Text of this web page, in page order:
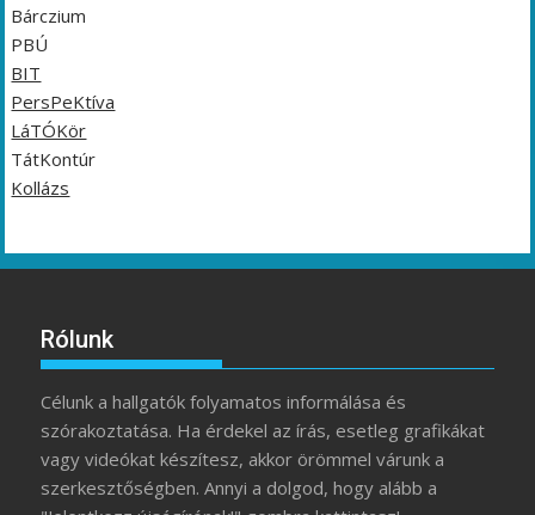
Bárczium
PBÚ
BIT
PersPeKtíva
LáTÓKör
TátKontúr
Kollázs
Rólunk
Célunk a hallgatók folyamatos informálása és
szórakoztatása. Ha érdekel az írás, esetleg grafikákat
vagy videókat készítesz, akkor örömmel várunk a
szerkesztőségben. Annyi a dolgod, hogy alább a